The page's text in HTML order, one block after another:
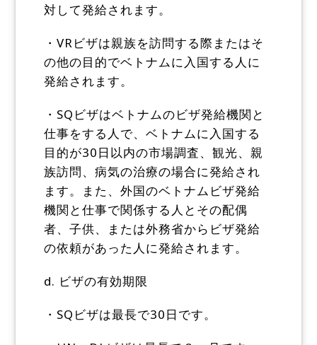
対して発給されます。
・VRビザは親族を訪問する際またはそ
の他の目的でベトナムに入国する人に
発給されます。
・SQビザはベトナムのビザ発給機関と
仕事をする人で、ベトナムに入国する
目的が30日以内の市場調査、観光、親
族訪問、病気の治療の場合に発給され
ます。また、外国のベトナムビザ発給
機関と仕事で関係する人とその配偶
者、子供、または外務省からビザ発給
の依頼があった人に発給されます。
d. ビザの有効期限
・SQビザは最長で30日です。